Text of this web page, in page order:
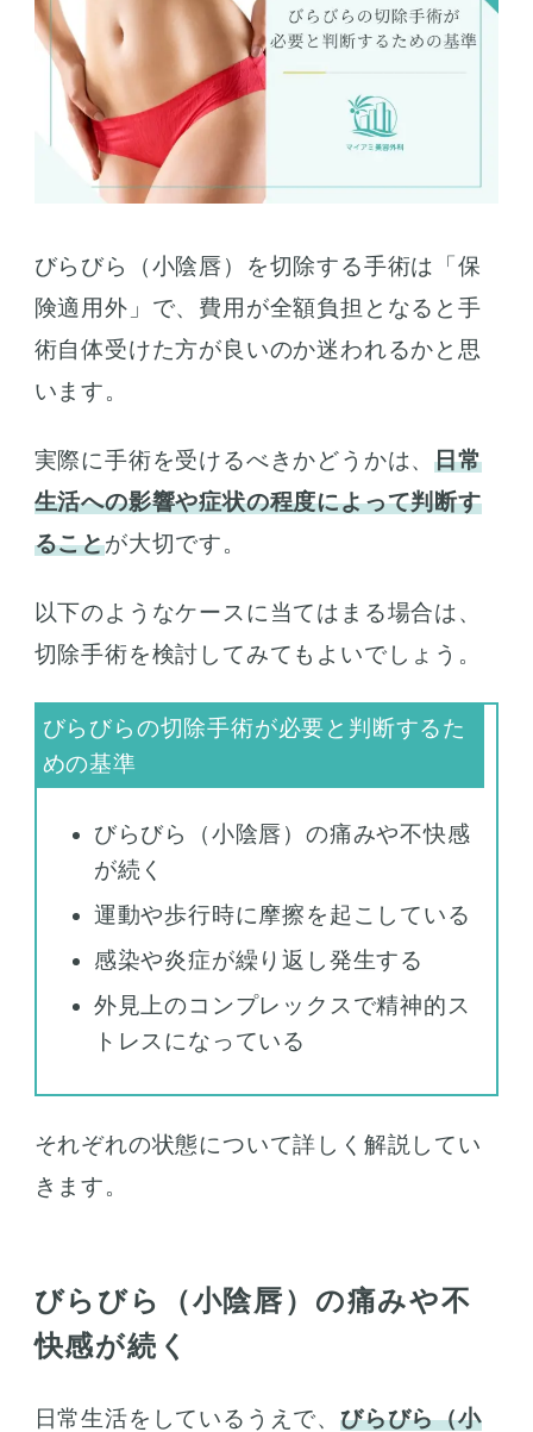
びらびら（小陰唇）を切除する手術は「保
険適用外」で、費用が全額負担となると手
術自体受けた方が良いのか迷われるかと思
います。
実際に手術を受けるべきかどうかは、日常
生活への影響や症状の程度によって判断す
ることが大切です。
以下のようなケースに当てはまる場合は、
切除手術を検討してみてもよいでしょう。
びらびら（小陰唇）の痛みや不快感
が続く
運動や歩行時に摩擦を起こしている
感染や炎症が繰り返し発生する
外見上のコンプレックスで精神的ス
トレスになっている
それぞれの状態について詳しく解説してい
きます。
びらびら（小陰唇）の痛みや不
快感が続く
日常生活をしているうえで、びらびら（小